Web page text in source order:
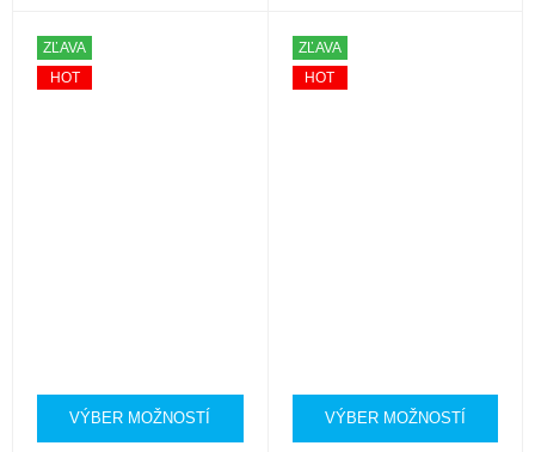
ZĽAVA
HOT
VÝBER MOŽNOSTÍ
ZĽAVA
HOT
VÝBER MOŽNOSTÍ